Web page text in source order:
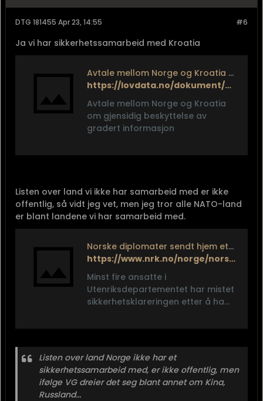
#6
DTG 181455 Apr 23, 14:55
Ja vi har sikkerhetssamarbeid med Kroatia
Avtale mellom Norge og Kroatia om gjensidig beskyttelse av gradert informasjon - Lovdata
https://lovdata.no/dokument/TRAKTAT/traktat/2018-07-03-10
Avtale mellom Norge og Kroatia
om gjensidig beskyttelse av
gradert informasjon
Listen over land vi ikke har samarbeid med er ikke
offentlig, så vidt jeg vet, men jeg tror alle NATO-land
er blant landene vi har samarbeid med.
Norske diplomater sendt hjem etter forbudt romanse
https://www.nrk.no/norge/norske-diplomater-sendt-hjem-etter-forbudt-romanse-1.12030511
Minst fire ansatte i
Utenriksdepartementet har mistet
sikkerhetsklareringen etter å ha
land Norge ikke har
VG.
Listen over land Norge ikke har et
sikkerhetssamarbeid med, er ikke offentlig, men
ifølge VG dreier det seg blant annet om Kina,
Russland...